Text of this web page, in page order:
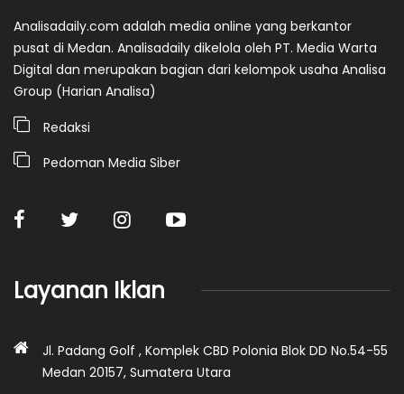
Analisadaily.com adalah media online yang berkantor
pusat di Medan. Analisadaily dikelola oleh PT. Media Warta
Digital dan merupakan bagian dari kelompok usaha Analisa
Group (Harian Analisa)
Redaksi
Pedoman Media Siber
Layanan Iklan
Jl. Padang Golf , Komplek CBD Polonia Blok DD No.54-55
Medan 20157, Sumatera Utara